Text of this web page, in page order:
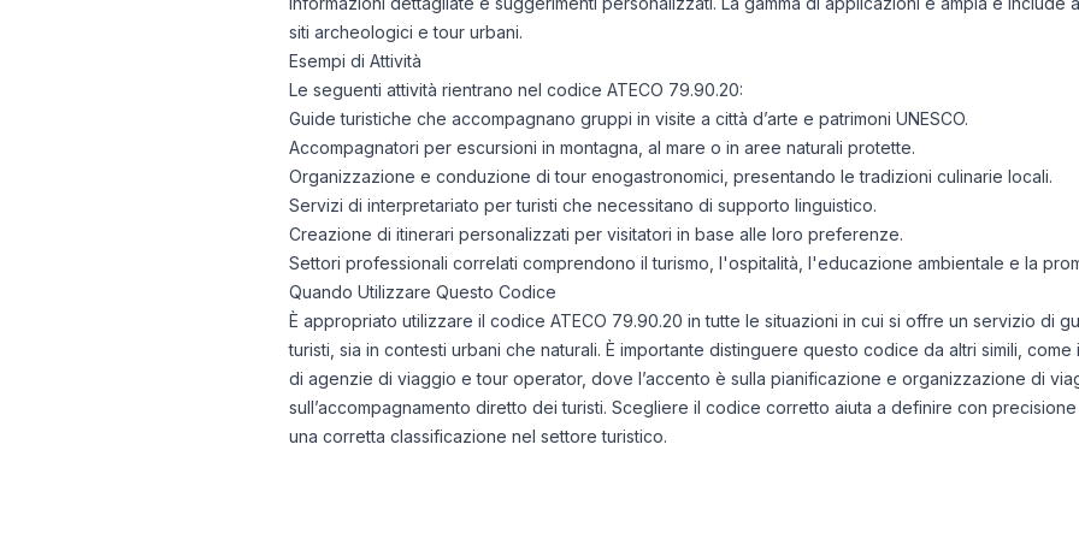
siti archeologici e tour urbani.
Esempi di Attività
Le seguenti attività rientrano nel codice ATECO 79.90.20:
Guide turistiche che accompagnano gruppi in visite a città d’arte e patrimoni UNESCO.
Accompagnatori per escursioni in montagna, al mare o in aree naturali protette.
Organizzazione e conduzione di tour enogastronomici, presentando le tradizioni culinarie locali.
Servizi di interpretariato per turisti che necessitano di supporto linguistico.
Creazione di itinerari personalizzati per visitatori in base alle loro preferenze.
Settori professionali correlati comprendono il turismo, l'ospitalità, l'educazione ambientale e la
Quando Utilizzare Questo Codice
È appropriato utilizzare il codice ATECO 79.90.20 in tutte le situazioni in cui si offre un servizio di
turisti, sia in contesti urbani che naturali. È importante distinguere questo codice da altri simili,
di agenzie di viaggio e tour operator, dove l’accento è sulla pianificazione e organizzazione di
sull’accompagnamento diretto dei turisti. Scegliere il codice corretto aiuta a definire con
una corretta classificazione nel settore turistico.